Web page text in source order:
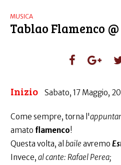
MUSICA
Tablao Flamenco
Inizio Sabato, 17 Maggio,
Come sempre, torna l'
amato flamenco!
Questa volta, al baile avremo
Invece, al cante: Rafael Perea;